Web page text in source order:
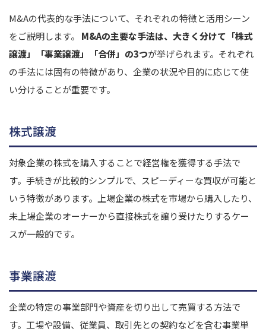
M&Aの代表的な手法について、それぞれの特徴と活用シーン
をご説明します。 M&Aの主要な手法は、大きく分けて「株式
譲渡」「事業譲渡」「合併」の3つが挙げられます。それぞれ
の手法には固有の特徴があり、企業の状況や目的に応じて使
い分けることが重要です。
株式譲渡
対象企業の株式を購入することで経営権を獲得する手法で
す。 手続きが比較的シンプルで、スピーディーな買収が可能と
いう特徴があります。上場企業の株式を市場から購入したり、
未上場企業のオーナーから直接株式を譲り受けたりするケー
スが一般的です。
事業譲渡
企業の特定の事業部門や資産を切り出して売買する方法で
す。工場や設備、従業員、取引先との契約などを含む事業単